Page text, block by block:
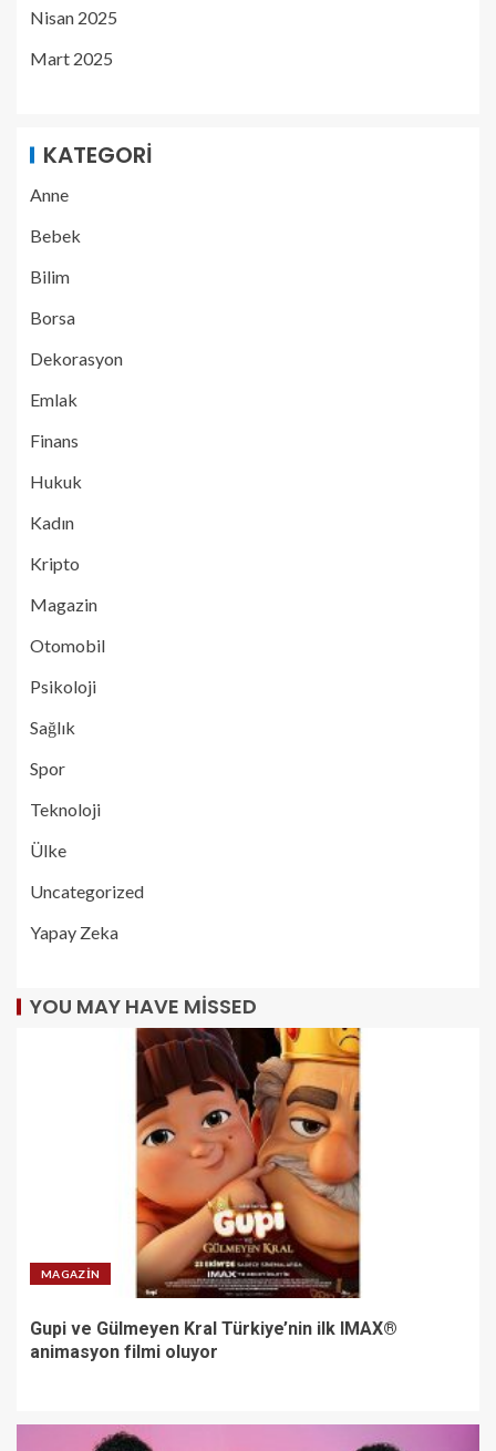
Nisan 2025
Mart 2025
KATEGORI
Anne
Bebek
Bilim
Borsa
Dekorasyon
Emlak
Finans
Hukuk
Kadın
Kripto
Magazin
Otomobil
Psikoloji
Sağlık
Spor
Teknoloji
Ülke
Uncategorized
Yapay Zeka
YOU MAY HAVE MISSED
MAGAZIN
Gupi ve Gülmeyen Kral Türkiye’nin ilk IMAX®
animasyon filmi oluyor